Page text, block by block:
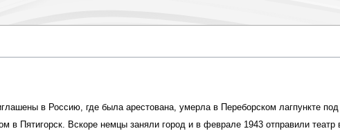
в Россию, где была арестована, умерла в Переборском лагпункте
в Пятигорск. Вскоре немцы заняли город и в феврале 1943 отправили